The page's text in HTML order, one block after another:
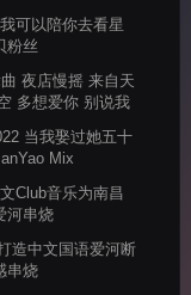
可以陪你去看星
粉丝
夜店慢摇 来自天
多想爱你 别说我
当我娶过她五十
Mix
Club音乐为南昌
河串烧
造中文国语爱河断
串烧